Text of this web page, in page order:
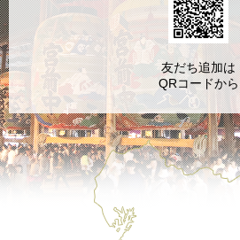
友だち追加は
QRコードから